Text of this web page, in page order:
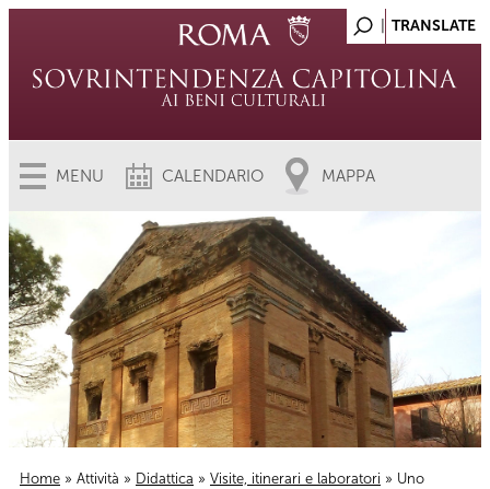
MENU CALENDARIO MAPPA
Home » Attività » Didattica » Visite, itinerari e laboratori » Uno